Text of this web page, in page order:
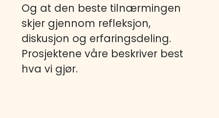
Og at den beste tilnærmingen
skjer gjennom refleksjon,
diskusjon og erfaringsdeling.
Prosjektene våre beskriver best
hva vi gjør.